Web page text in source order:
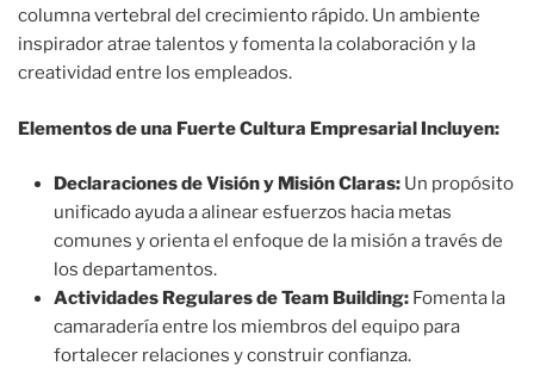
columna vertebral del crecimiento rápido. Un ambiente
inspirador atrae talentos y fomenta la colaboración y la
creatividad entre los empleados.
Elementos de una Fuerte Cultura Empresarial Incluyen:
Declaraciones de Visión y Misión Claras: Un propósito
unificado ayuda a alinear esfuerzos hacia metas
comunes y orienta el enfoque de la misión a través de
los departamentos.
Actividades Regulares de Team Building: Fomenta la
camaradería entre los miembros del equipo para
fortalecer relaciones y construir confianza.